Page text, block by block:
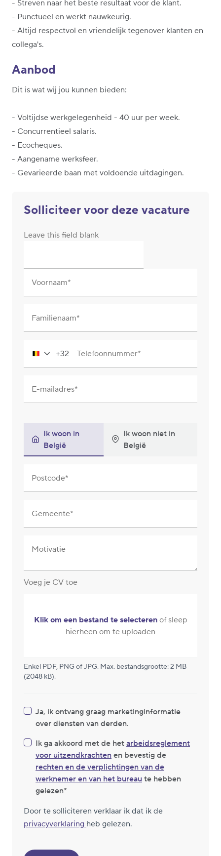
- Streven naar het beste resultaat voor de klant.
- Punctueel en werkt nauwkeurig.
- Altijd respectvol en vriendelijk tegenover klanten en
collega's.
Aanbod
Dit is wat wij jou kunnen bieden:
- Voltijdse werkgelegenheid - 40 uur per week.
- Concurrentieel salaris.
- Ecocheques.
- Aangename werksfeer.
- Gevarieerde baan met voldoende uitdagingen.
Solliciteer voor deze vacature
Leave this field blank
Voornaam
Familienaam
Belgium
+32
+32 Telefoonnummer
E-mailadres
Ik woon in
België
Ik woon niet in
België
Postcode
Gemeente
Motivatie
Voeg je CV toe
Klik om een bestand te selecterenof sleep
hierheen om te uploaden
Enkel PDF, PNG of JPG. Max. bestandsgrootte: 2 MB
(2048 kB).
Ja, ik ontvang graag marketinginformatie
over diensten van derden.
Ik ga akkoord met de het arbeidsreglement
voor uitzendkrachten en bevestig de
rechten en de verplichtingen van de
werknemer en van het bureau te hebben
gelezen
Door te solliciteren verklaar ik dat ik de
privacyverklaring heb gelezen.